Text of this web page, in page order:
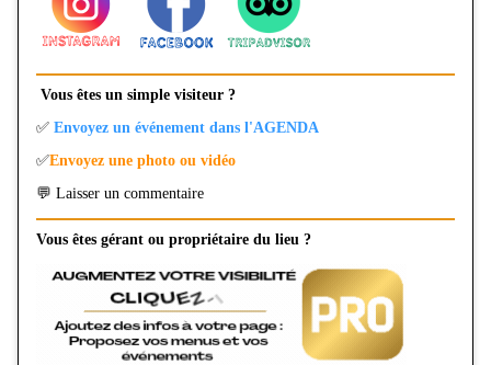
Vous êtes un simple visiteur ?
✅ Envoyez un événement dans l'AGENDA
✅Envoyez une photo ou vidéo
💬 Laisser un commentaire
Vous êtes gérant ou propriétaire du lieu ?